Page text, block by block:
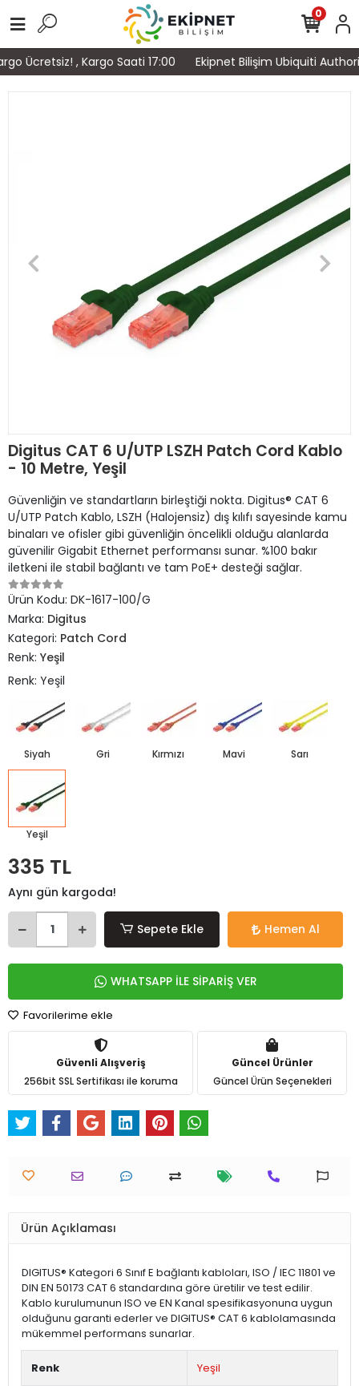
Ücretsiz! , Kargo Saati 17:00 Ekipnet Bilişim Ubiquiti
0
Digitus CAT 6 U/UTP LSZH Patch Cord Kablo
- 10 Metre, Yeşil
Güvenliğin ve standartların birleştiği nokta. Digitus® CAT 6
U/UTP Patch Kablo, LSZH (Halojensiz) dış kılıfı sayesinde kamu
binaları ve ofisler gibi güvenliğin öncelikli olduğu alanlarda
güvenilir Gigabit Ethernet performansı sunar. %100 bakır
iletkeni ile stabil bağlantı ve tam PoE+ desteği sağlar.
Ürün Kodu: DK-1617-100/G
Marka: Digitus
Kategori: Patch Cord
Renk: Yeşil
Renk: Yeşil
Siyah Gri Kırmızı Mavi Sarı
Yeşil
335 TL
Aynı gün kargoda!
Sepete Ekle Hemen Al
WHATSAPP İLE SİPARİŞ VER
Favorilerime ekle
Güvenli Alışveriş
256bit SSL Sertifikası ile koruma
Güncel Ürünler
Güncel Ürün Seçenekleri
Ürün Açıklaması
DIGITUS® Kategori 6 Sınıf E bağlantı kabloları, ISO / IEC 11801 ve
DIN EN 50173 CAT 6 standardına göre üretilir ve test edilir.
Kablo kurulumunun ISO ve EN Kanal spesifikasyonuna uygun
olduğunu garanti ederler ve DIGITUS® CAT 6 kablolamasında
mükemmel performans sunarlar.
Renk Yeşil